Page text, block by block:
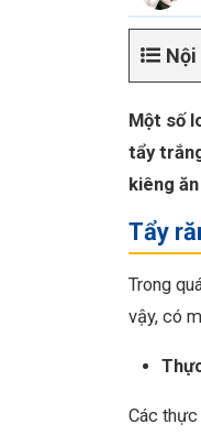
Nội
Một số
tẩy
kiêng
Tẩy
Trong
vậy, có
Các thực